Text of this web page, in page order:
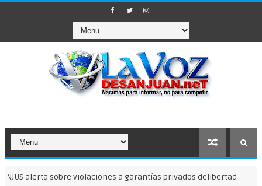
alerta sobre violaciones a garantías privados delibertad NOTICIAS